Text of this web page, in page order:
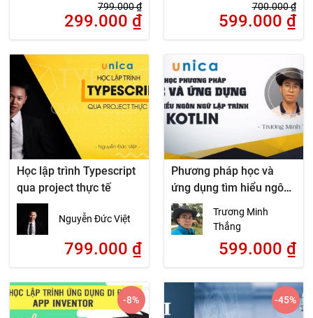
799.000₫
299.000 ₫
700.000₫
599.000 ₫
Học lập trình Typescript
qua project thực tế
Nguyễn Đức Việt
799.000 ₫
Phương pháp học và
ứng dụng tìm hiểu ngôn
ngữ lập trình Kotlin
Trương Minh
Thắng
599.000 ₫
-8% -45%